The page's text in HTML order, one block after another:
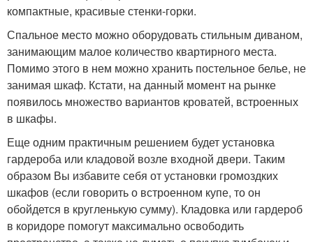
компактные, красивые стенки-горки.
Спальное место можно оборудовать стильным диваном,
занимающим малое количество квартирного места.
Помимо этого в нем можно хранить постельное белье, не
занимая шкаф. Кстати, на данный момент на рынке
появилось множество вариантов кроватей, встроенных
в шкафы.
Еще одним практичным решением будет установка
гардероба или кладовой возле входной двери. Таким
образом Вы избавите себя от установки громоздких
шкафов (если говорить о встроенном купе, то он
обойдется в кругленькую сумму). Кладовка или гардероб
в коридоре помогут максимально освободить